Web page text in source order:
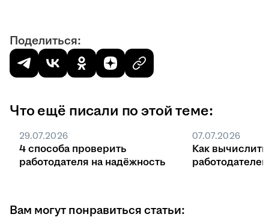
Поделиться:
Что ещё писали по этой теме:
29.07.2026
4 способа проверить
работодателя на надёжность
07.07.2026
Как вычислить
Вам могут понравиться статьи: